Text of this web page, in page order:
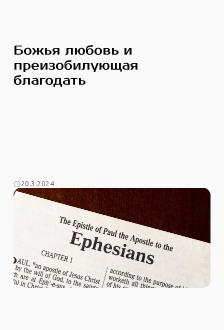
Божья любовь и
преизобилующая
благодать
20.3.2024